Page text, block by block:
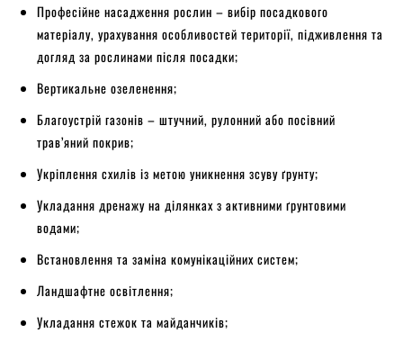
Професійне насадження рослин – вибір посадкового
матеріалу, урахування особливостей території, підживлення та
догляд за рослинами після посадки;
Вертикальне озеленення;
Благоустрій газонів – штучний, рулонний або посівний
трав’яний покрив;
Укріплення схилів із метою уникнення зсуву ґрунту;
Укладання дренажу на ділянках з активними ґрунтовими
водами;
Встановлення та заміна комунікаційних систем;
Ландшафтне освітлення;
Укладання стежок та майданчиків;